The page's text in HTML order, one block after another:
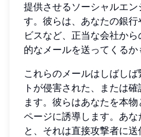
提供させるソーシャルエ
す。彼らは、あなたの銀
ビスなど、正当な会社か
的なメールを送ってくるか
これらのメールはしばし
トが侵害された、または
ます。彼らはあなたを本
ページに誘導します。あ
と、それは直接攻撃者に